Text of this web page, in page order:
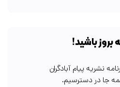
باشید!
نشریه پیام آبادگران
جا در دسترسیم.